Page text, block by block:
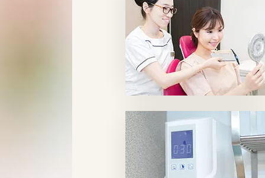
HOME
FIRST
はじめての方へ
STAFF
GUIDE
院内・機器紹介
ABOUT
医院情報・アクセス